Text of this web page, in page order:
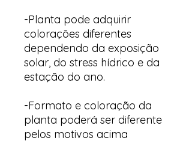
-Planta pode adquirir
colorações diferentes
dependendo da exposição
solar, do stress hídrico e da
estação do ano.
-Formato e coloração da
planta poderá ser diferente
pelos motivos acima